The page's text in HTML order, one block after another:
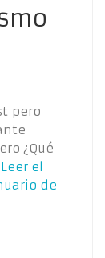
pero
¿Qué
Leer el
de